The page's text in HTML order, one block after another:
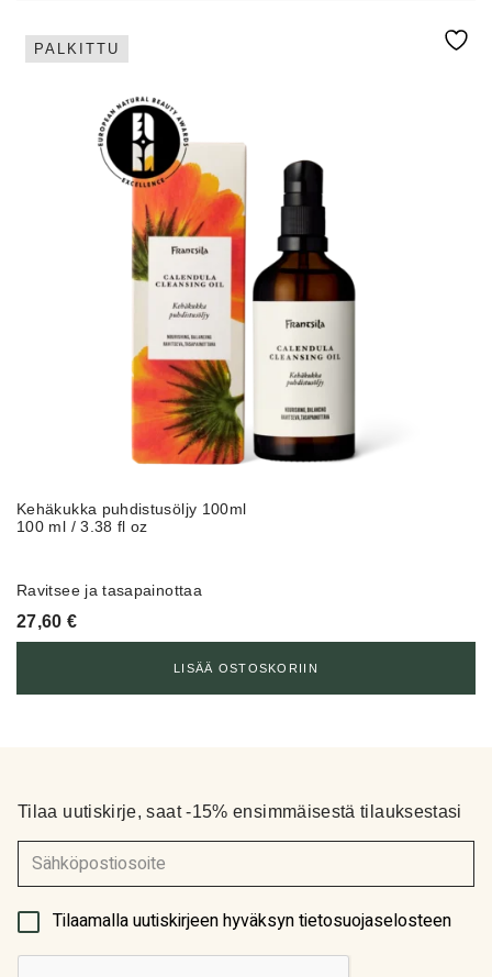
PALKITTU
Kehäkukka puhdistusöljy 100ml
100 ml / 3.38 fl oz
Ravitsee ja tasapainottaa
27,60€
LISÄÄ OSTOSKORIIN
Tilaa uutiskirje, saat -15% ensimmäisestä tilauksestasi
(Pakollinen)
Tilaamalla uutiskirjeen hyväksyn tietosuojaselosteen